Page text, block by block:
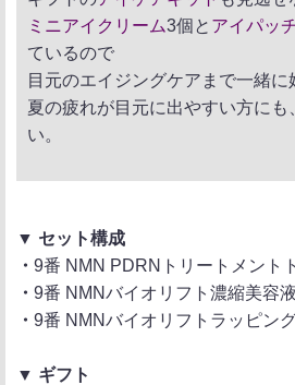
ミニアイクリーム3個と アイパッ
ているので
目元のエイジングケアまで一緒に
夏の疲れが目元に出やすい方にも
い。
▼ セット構成
・ 9番 NMN PDRNトリートメント
・ 9番 NMNバイオリフト濃縮美容
・ 9番 NMNバイオリフトラッピン
▼ ギフト